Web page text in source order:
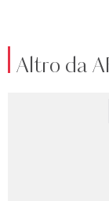
Altro da